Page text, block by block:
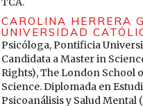
psicoanálisis y los derechos
de Quilmes.
Scott, Elizabeth (2019). A
Psychotherapy. Women and
https://doi.org/10.1080/
Tajer, Débora (2020).
clínica pospatriarcal,
CAROLINA HERRERA
UNIVERSIDAD
Psicóloga, Pontificia
Candidata a Master in
Rights), The London School
Science. Diplomada en
Psicoanálisis y Salud Mental